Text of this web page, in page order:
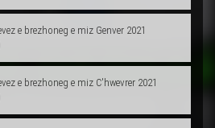
e brezhoneg e miz Genver 2021
e brezhoneg e miz C'hwevrer 2021